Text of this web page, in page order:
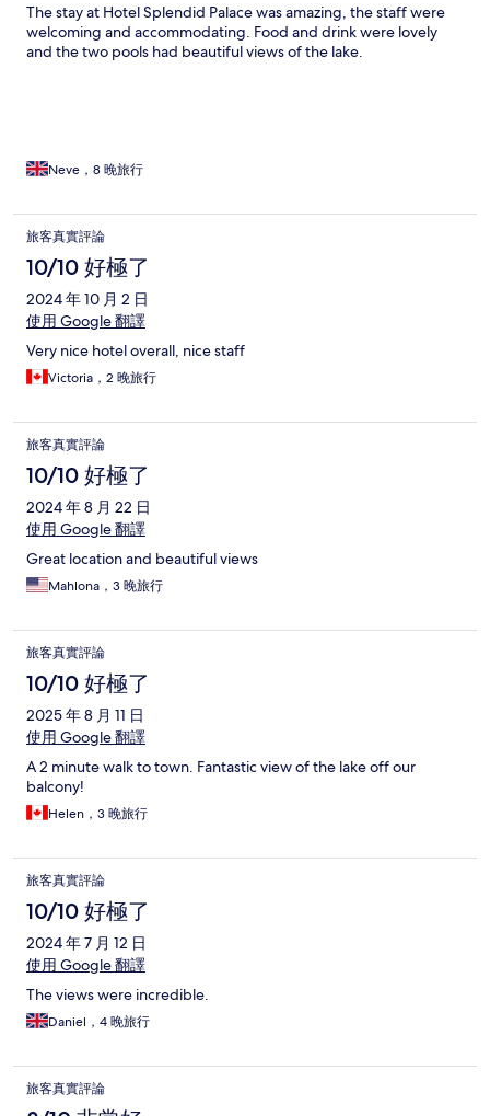
The stay at Hotel Splendid Palace was amazing, the staff were
welcoming and accommodating. Food and drink were lovely
and the two pools had beautiful views of the lake.
Neve，8 晚旅行
旅客真實評論
10/10 好極了
2024 年 10 月 2 日
使用 Google 翻譯
Very nice hotel overall, nice staff
Victoria，2 晚旅行
旅客真實評論
10/10 好極了
2024 年 8 月 22 日
使用 Google 翻譯
Great location and beautiful views
Mahlona，3 晚旅行
旅客真實評論
10/10 好極了
2025 年 8 月 11 日
使用 Google 翻譯
A 2 minute walk to town. Fantastic view of the lake off our
balcony!
Helen，3 晚旅行
旅客真實評論
10/10 好極了
2024 年 7 月 12 日
使用 Google 翻譯
The views were incredible.
Daniel，4 晚旅行
旅客真實評論